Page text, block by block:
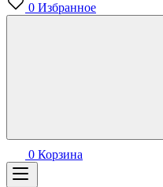
0 Избранное
0 Корзина